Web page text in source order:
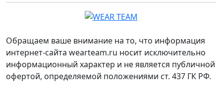
Обращаем ваше внимание на то, что информация
интернет-сайта wearteam.ru носит исключительно
информационный характер и не является публичной
офертой, определяемой положениями ст. 437 ГК РФ.